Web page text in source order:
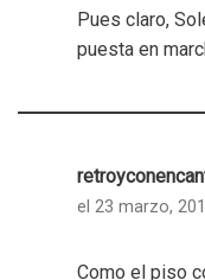
Pues claro,
puesta en
el 23 marzo,
Como el piso